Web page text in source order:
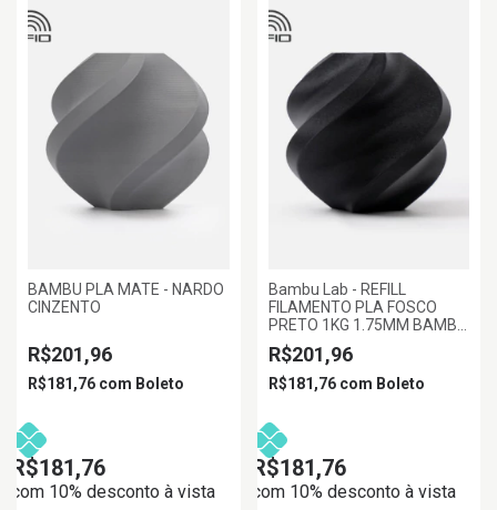
BAMBU PLA MATE - NARDO
CINZENTO
R$201,96
R$181,76 com Boleto
R$181,76
com 10% desconto à vista
Bambu Lab - REFILL
FILAMENTO PLA FOSCO
PRETO 1KG 1.75MM BAMBU
LAB
R$201,96
R$181,76 com Boleto
R$181,76
com 10% desconto à vista